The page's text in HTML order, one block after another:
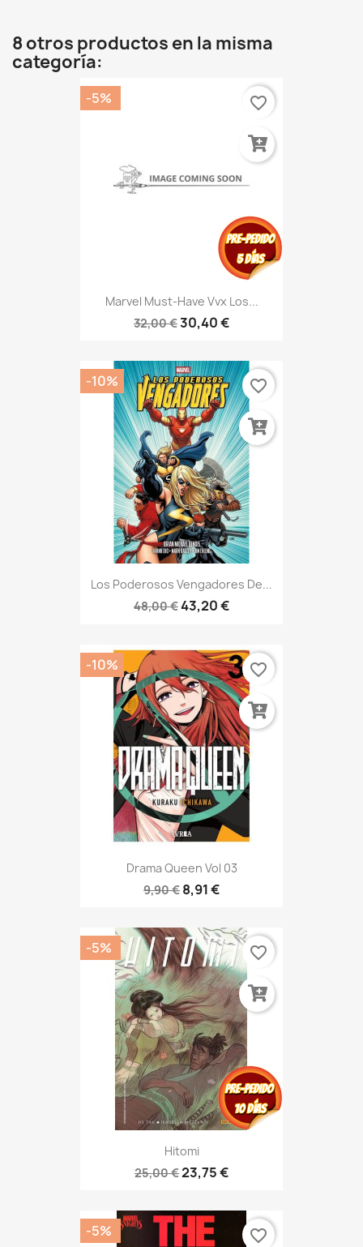
8 otros productos en la misma
categoría:
Marvel Must-Have Vvx Los...
32,00 €30,40 €
-5% favorite_border
Los Poderosos Vengadores De...
48,00 €43,20 €
-10% favorite_border
Drama Queen Vol 03
9,90 € 8,91 €
-10% favorite_border
Hitomi
25,00 €23,75 €
-5% favorite_border
-5% favorite_border